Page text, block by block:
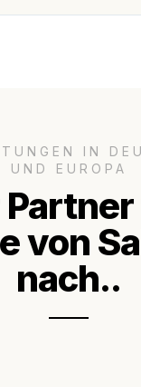
IN
UND EUROPA
von
nach..